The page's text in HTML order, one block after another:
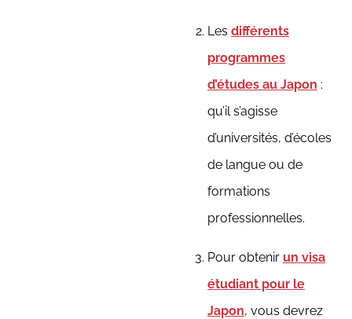
Les différents
programmes
d’études au Japon :
qu’il s’agisse
d’universités, d’écoles
de langue ou de
formations
professionnelles.
Pour obtenir un visa
étudiant pour le
Japon, vous devrez